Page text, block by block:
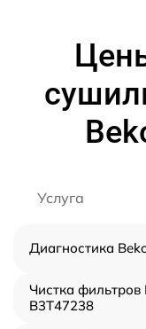
Услуга
Диагностика
Чистка фильтров
B3T47238